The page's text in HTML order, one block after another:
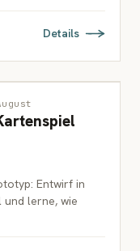
Details
Entwirf in
und lerne, wie